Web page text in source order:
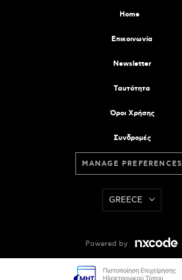
Home
Επικοινωνία
Newsletter
Tαυτότητα
Όροι Χρήσης
Συνδρομές
MANAGE PREFERENCES
GREECE
Powered by